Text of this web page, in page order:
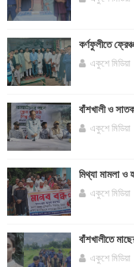
কর্ণফুলীতে
একুশে মিডিয়া
বাঁশখালী ও
একুশে মিডিয়া
মিথ্যা মামলা ও
একুশে মিডিয়া
বাঁশখালীতে
একুশে মিডিয়া